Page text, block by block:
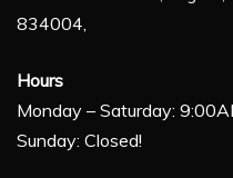
834004,
Hours
Monday – Saturday:
Sunday: Closed!